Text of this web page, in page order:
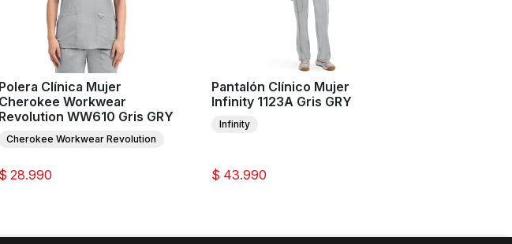
Polera Clínica Mujer
Cherokee Workwear
Revolution WW610 Gris GRY
Cherokee Workwear Revolution
$ 28.990
Pantalón Clínico Mujer
Infinity 1123A Gris GRY
Infinity
$ 43.990